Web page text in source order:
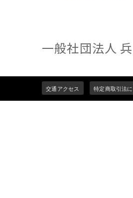
一般社団法人
Footer
交通アクセス 特定商取引法